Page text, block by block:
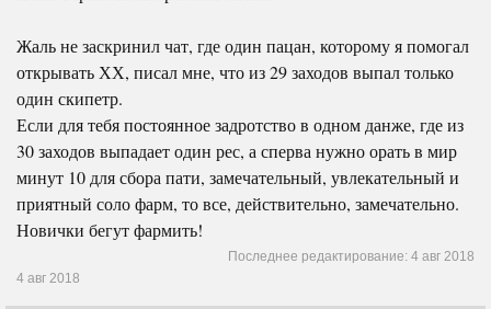
Жаль не заскринил чат, где один пацан, которому я помогал
открывать ХХ, писал мне, что из 29 заходов выпал только
один скипетр.
Если для тебя постоянное задротство в одном данже, где из
30 заходов выпадает один рес, а сперва нужно орать в мир
минут 10 для сбора пати, замечательный, увлекательный и
приятный соло фарм, то все, действительно, замечательно.
Новички бегут фармить!
Последнее редактирование: 4 авг 2018
4 авг 2018